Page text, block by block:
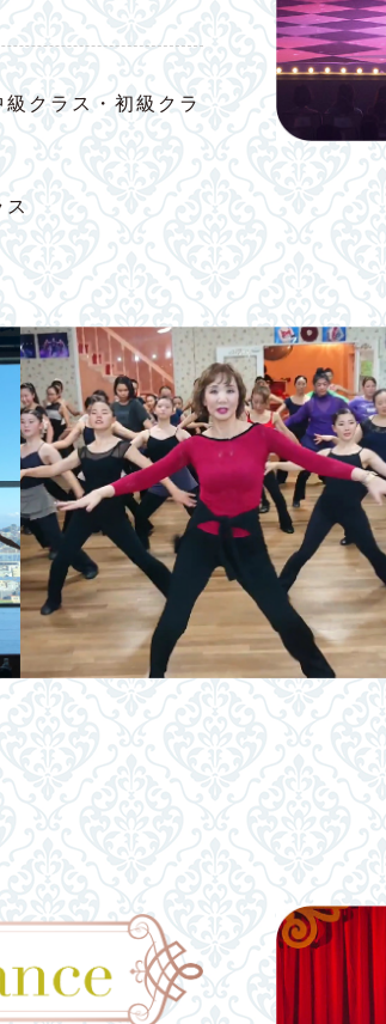
クラス・初級クラ
ス